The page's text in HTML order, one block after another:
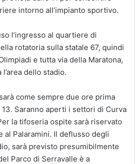
intorno all’impianto sportivo.
l’ingresso al quartiere di
rotatoria sulla statale 67, quindi
e tutta via della Maratona,
dello stadio.
come sempre due ore prima
Saranno aperti i settori di Curva
la tifoseria ospite sarà riservato
al Palaramini. Il deflusso degli
sarà previsto presumibilmente
Parco di Serravalle è a